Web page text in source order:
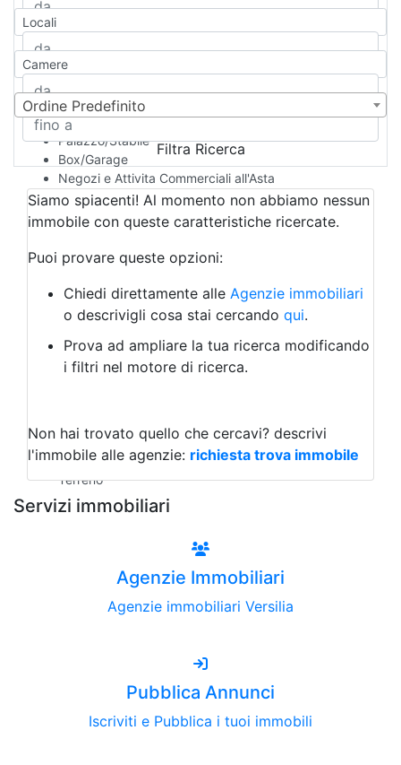
Attico/Mansarda
Rustico/Casale
Camera d'Albergo
Multiproprietà
Palazzo/Stabile
Box/Garage
Negozi e Attivita Commerciali all'Asta
Qualsiasi
Attività/Licenza Commerciale
Azienda Agricola
Bar/Ristorante
Albergo
Laboratorio Artigianale
Negozio/locale commerciale
Agriturismo
Magazzini
Qualsiasi
Terreno edificabile
Terreno
Locali
Camere
Ordine Predefinito
Filtra Ricerca
Siamo spiacenti! Al momento non abbiamo nessun
immobile con queste caratteristiche ricercate.
Puoi provare queste opzioni:
Chiedi direttamente alle Agenzie immobiliari
o descrivigli cosa stai cercando qui.
Prova ad ampliare la tua ricerca modificando
i filtri nel motore di ricerca.
Non hai trovato quello che cercavi? descrivi
l'immobile alle agenzie: richiesta trova immobile
Servizi immobiliari
Agenzie Immobiliari
Agenzie immobiliari Versilia
Pubblica Annunci
Iscriviti e Pubblica i tuoi immobili